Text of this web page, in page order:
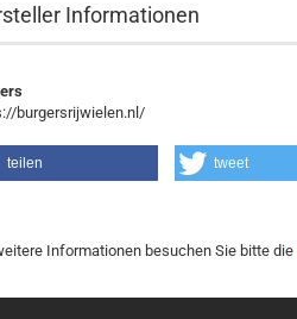
Informationen
burgersrijwielen.nl/
teilen tweet
Informationen besuchen Sie bitte die